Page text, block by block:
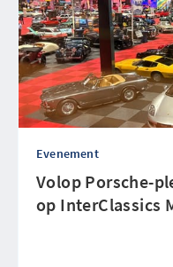
Evenement
Volop Porsche-
op InterClassics